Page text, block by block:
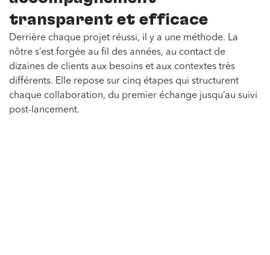
transparent et efficace
Derrière chaque projet réussi, il y a une méthode. La
nôtre s’est forgée au fil des années, au contact de
dizaines de clients aux besoins et aux contextes très
différents. Elle repose sur cinq étapes qui structurent
chaque collaboration, du premier échange jusqu’au suivi
post-lancement.